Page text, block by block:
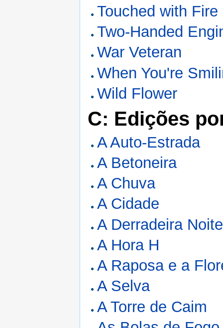
Touched with Fire
Two-Handed
War Veteran
When You're
Wild Flower
C: Edições
A Auto-Estrada
A Betoneira
A Chuva
A Cidade
A Derradeira Noite
A Hora H
A Raposa e a
A Selva
A Torre de Caim